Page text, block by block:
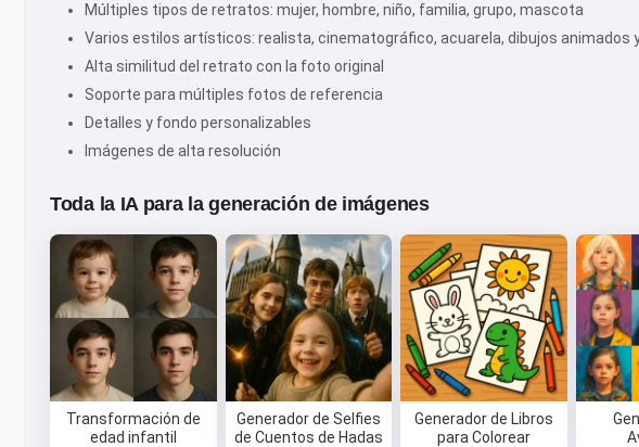
Múltiples tipos de retratos: mujer, hombre, niño, familia, grupo, mascota
Varios estilos artísticos: realista, cinematográfico, acuarela, dibujos animados
Alta similitud del retrato con la foto original
Soporte para múltiples fotos de referencia
Detalles y fondo personalizables
Imágenes de alta resolución
Toda la IA para la generación de imágenes
Transformación de
edad infantil
Generador de Selfies
de Cuentos de Hadas
Generador de Libros
para Colorear
Leer una cuento
servicio,Política de privacidad,Política de reembolso